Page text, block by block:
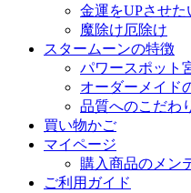
金運をUPさせた
魔除け厄除け
スタームーンの特徴
パワースポット
オーダーメイド
品質へのこだわ
買い物かご
マイページ
購入商品のメン
ご利用ガイド